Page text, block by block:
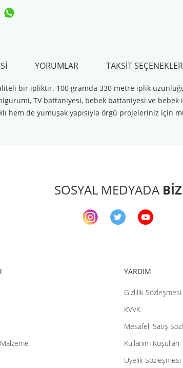
YORUMLAR TAKSIT
bir ipliktir. 100 gramda 330 metre iplik
TV battaniyesi, bebek battaniyesi ve
hem de yumuşak yapısıyla örgü projeleriniz için
Gönder
SOSYAL MEDYADA BİZ
YARDIM
Gizlilik Sözleşmesi
KVVK
Mesafeli Satış
Kullanım Koşulları
Üyelik Sözleşmesi